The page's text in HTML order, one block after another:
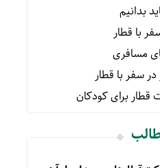
بدانیم
با قطار
مسافری
سفر با قطار
قطار برای کودکان